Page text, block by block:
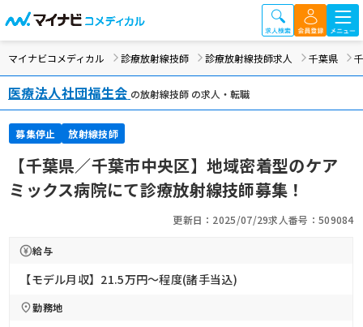
マイナビコメディカル 診療放射線技師 診療放射線技師求人 千葉県
医療法人社団福生会 の放射線技師 の求人・転職
募集停止 放射線技師
【千葉県／千葉市中央区】地域密着型のケア
ミックス病院にて診療放射線技師募集！
更新日：2025/07/29求人番号：509084
給与
【モデル月収】21.5万円〜程度(諸手当込)
勤務地